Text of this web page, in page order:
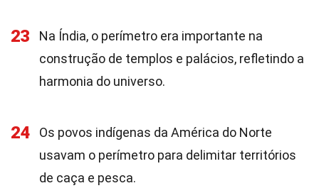
23
Na Índia, o perímetro era importante na
construção de templos e palácios, refletindo a
harmonia do universo.
24
Os povos indígenas da América do Norte
usavam o perímetro para delimitar territórios
de caça e pesca.